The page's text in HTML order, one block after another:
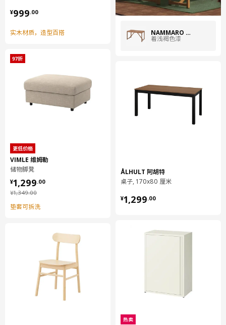
热塑性弹性体
中梁:
货号
205.156.87
205.156.87
¥999.00
¥ 999.00
实木材质，造型百搭
更低价格
VIMLE 维姆勒
储物脚凳
¥1,349.00
¥ 1349.00
¥1,299.00
¥ 1299.00
垫套可拆洗
NÄMMARÖ 耐玛瑞
着浅褐色漆
ÅLHULT 阿胡特
桌子, 170x80 厘米
¥1,299.00
¥ 1299.00
热卖